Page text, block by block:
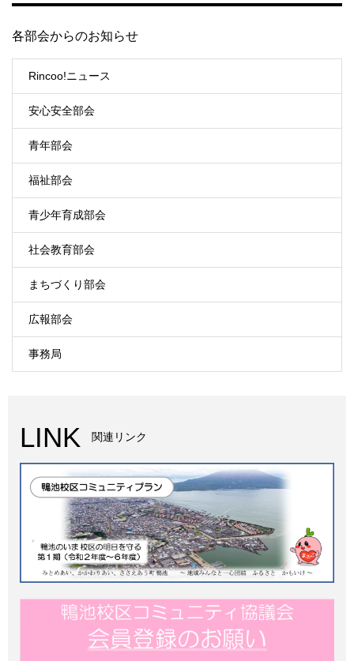
各部会からのお知らせ
Rincoo!ニュース
安心安全部会
青年部会
福祉部会
青少年育成部会
社会教育部会
まちづくり部会
広報部会
事務局
LINK 関連リンク